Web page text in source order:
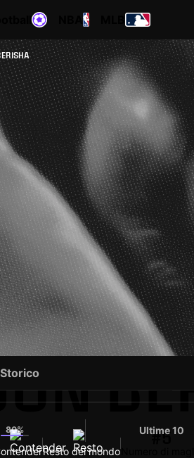
Resto del mondo
#5
Storico
80% Ultime 10